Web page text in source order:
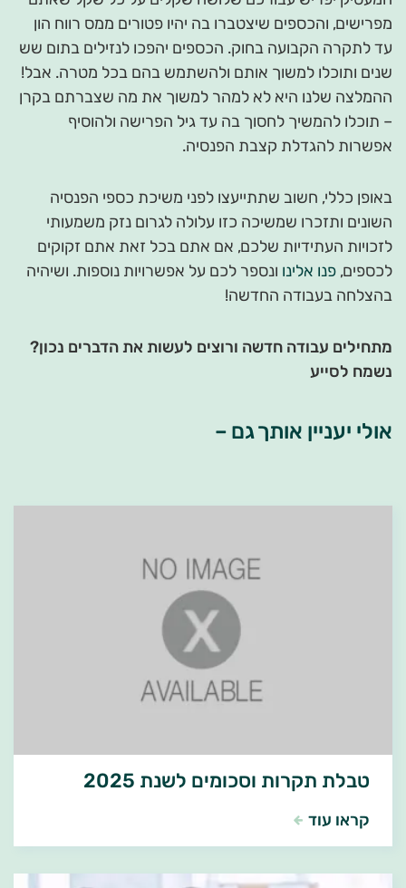
מפרישים, והכספים שיצטברו בה יהיו פטורים ממס רווח הון
עד לתקרה הקבועה בחוק. הכספים יהפכו לנזילים בתום שש
שנים ותוכלו למשוך אותם ולהשתמש בהם בכל מטרה. אבל!
ההמלצה שלנו היא לא למהר למשוך את מה שצברתם בקרן
– תוכלו להמשיך לחסוך בה עד גיל הפרישה ולהוסיף
אפשרות להגדלת קצבת הפנסיה.
באופן כללי, חשוב שתתייעצו לפני משיכת כספי הפנסיה
השונים ותזכרו שמשיכה כזו עלולה לגרום נזק משמעותי
לזכויות העתידיות שלכם, אם אתם בכל זאת אתם זקוקים
לכספים, פנו אלינו ונספר לכם על אפשרויות נוספות. ושיהיה
בהצלחה בעבודה החדשה!
מתחילים עבודה חדשה ורוצים לעשות את הדברים נכון?
נשמח לסייע
אולי יעניין אותך גם –
טבלת תקרות וסכומים לשנת 2025
קראו עוד